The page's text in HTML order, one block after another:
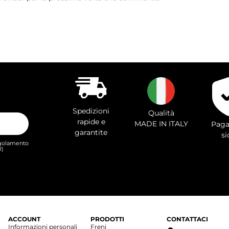
Spedizioni
rapide e
garantite
Qualità
MADE IN ITALY
ACCOUNT
Informazioni personali
PRODOTTI
Freni
CONTATTACI